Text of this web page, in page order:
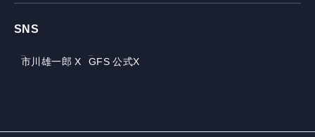
SNS
市川雄一郎 X GFS 公式X